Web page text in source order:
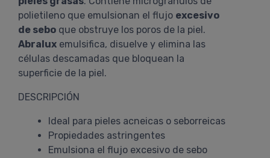
polietileno que emulsionan el flujo excesivo
de sebo que obstruye los poros de la piel.
Abralux emulsifica, disuelve y elimina las
células descamadas que bloquean la
superficie de la piel.
DESCRIPCIÓN
Ideal para pieles acneicas o seborreicas
Propiedades astringentes
Emulsiona el flujo excesivo de sebo